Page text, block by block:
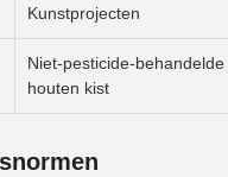
Kunstprojecten
Niet-pesticide-
houten kist